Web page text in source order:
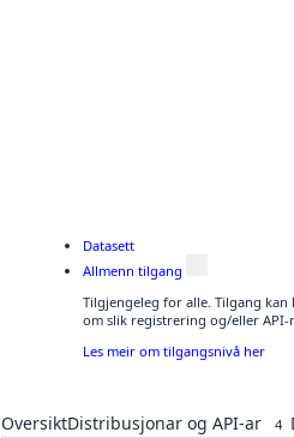
Datasett
Allmenn tilgang
Tilgjengeleg for alle. Tilgang
om slik registrering og/eller API-
Les meir om tilgangsnivå her
OversiktDistribusjonar og API-ar 4